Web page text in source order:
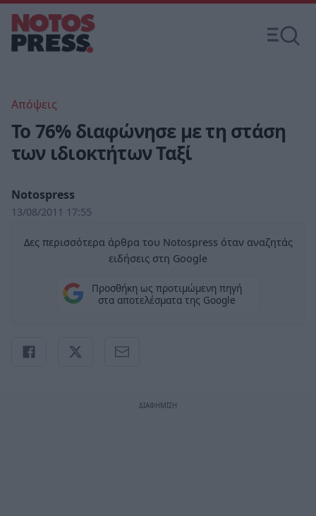
Απόψεις
Το 76% διαφώνησε με τη στάση
των ιδιοκτήτων Ταξί
Notospress
13/08/2011 17:55
Δες περισσότερα άρθρα του Notospress όταν αναζητάς
ειδήσεις στη Google
Προσθήκη ως προτιμώμενη πηγή
στα αποτελέσματα της Google